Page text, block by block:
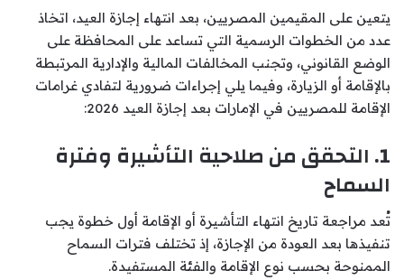
يتعين على المقيمين المصريين، بعد انتهاء إجازة العيد، اتخاذ
عدد من الخطوات الرسمية التي تساعد على المحافظة على
الوضع القانوني، وتجنب المخالفات المالية والإدارية المرتبطة
بالإقامة أو الزيارة، وفيما يلي إجراءات ضرورية لتفادي غرامات
الإقامة للمصريين في الإمارات بعد إجازة العيد 2026:
1. التحقق من صلاحية التأشيرة وفترة
السماح
تُعد مراجعة تاريخ انتهاء التأشيرة أو الإقامة أول خطوة يجب
تنفيذها بعد العودة من الإجازة، إذ تختلف فترات السماح
الممنوحة بحسب نوع الإقامة والفئة المستفيدة.